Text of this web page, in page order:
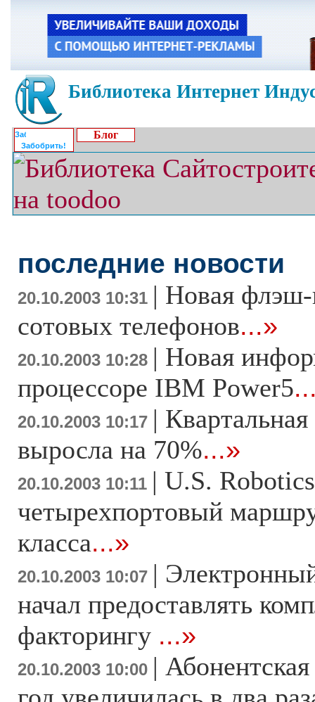
Библиотека Интернет
Забобрить!
Блог
последние новости
20.10.2003 10:31 | Новая флэш-
сотовых телефонов...»
20.10.2003 10:28 | Новая
процессоре IBM Power5
20.10.2003 10:17 |
выросла на 70%...»
20.10.2003 10:11 | U.S.
четырехпортовый
класса...»
20.10.2003 10:07 |
начал предоставлять
факторингу ...»
20.10.2003 10:00 |